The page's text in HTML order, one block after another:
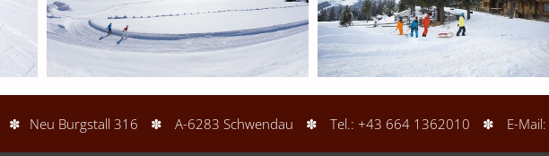
✽ Neu Burgstall 316 ✽ A-6283 Schwendau ✽ Tel.: +43 664 1362010 ✽ E-Mail: